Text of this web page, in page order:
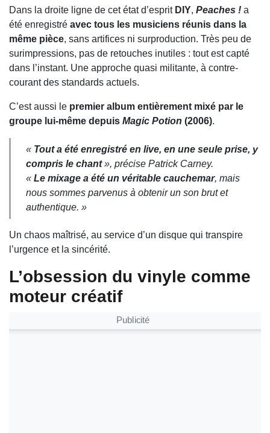
Dans la droite ligne de cet état d’esprit DIY, Peaches ! a
été enregistré avec tous les musiciens réunis dans la
même pièce, sans artifices ni surproduction. Très peu de
surimpressions, pas de retouches inutiles : tout est capté
dans l’instant. Une approche quasi militante, à contre-
courant des standards actuels.
C’est aussi le premier album entièrement mixé par le
groupe lui-même depuis Magic Potion (2006).
« Tout a été enregistré en live, en une seule prise, y
compris le chant», précise Patrick Carney.
« Le mixage a été un véritable cauchemar, mais
nous sommes parvenus à obtenir un son brut et
authentique. »
Un chaos maîtrisé, au service d’un disque qui transpire
l’urgence et la sincérité.
L’obsession du vinyle comme
moteur créatif
Publicité